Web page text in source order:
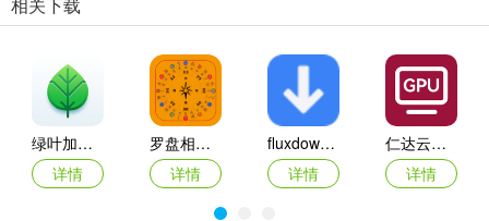
相关下载
绿叶加速器app
详情
罗盘相机app
详情
fluxdown手机版
详情
仁达云电脑app
详情